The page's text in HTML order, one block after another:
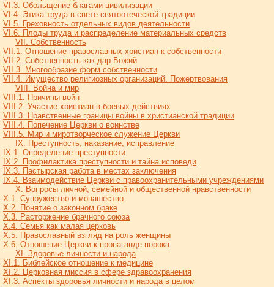
VI.3. Обольщение благами цивилизации
VI.4. Этика труда в свете святоотеческой традиции
VI.5. Греховность отдельных видов деятельности
VI.6. Плоды труда и распределение материальных средств
VII. Cобственность
VII.1. Отношение православных христиан к собственности
VII.2. Собственность как дар Божий
VII.3. Многообразие форм собственности
VII.4. Имущество религиозных организаций. Пожертвования
VIII. Война и мир
VIII.1. Причины войн
VIII.2. Участие христиан в боевых действиях
VIII.3. Нравственные границы войны в христианской традиции
VIII.4. Попечение Церкви о воинстве
VIII.5. Мир и миротворческое служение Церкви
IX. Преступность, наказание, исправление
IX.1. Определение преступности
IX.2. Профилактика преступности и тайна исповеди
IX.3. Пастырская работа в местах заключения
IX.4. Взаимодействие Церкви с правоохранительными учреждениями
Х. Вопросы личной, семейной и общественной нравственности
X.1. Супружество и монашество
X.2. Понятие о законном браке
X.3. Расторжение брачного союза
X.4. Семья как малая церковь
X.5. Православный взгляд на роль женщины
X.6. Отношение Церкви к пропаганде порока
XI. Здоровье личности и народа
XI.1. Библейское отношение к медицине
XI.2. Церковная миссия в сфере здравоохранения
XI.3. Аспекты здоровья личности и народа в целом